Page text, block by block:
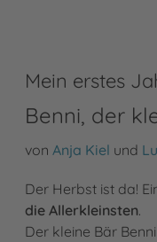
Mein erstes
Benni, der
von Anja Kiel und
Der Herbst ist da!
die Allerkleinsten.
Der kleine Bär